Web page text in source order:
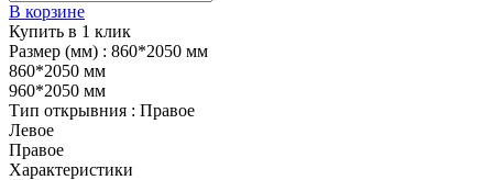
В корзине
Купить в 1 клик
Размер (мм) : 860*2050 мм
860*2050 мм
960*2050 мм
Тип открывния : Правое
Левое
Правое
Характеристики